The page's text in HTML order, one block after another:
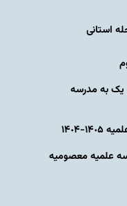
استانی
یک به مدرسه
١۴٠۴
علمیه معصومیه